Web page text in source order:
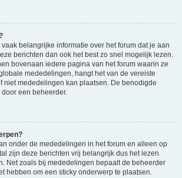
belangrijke informatie over het forum dat je aan
berichten dan ook het best zo snel mogelijk lezen.
bovenaan iedere pagina van het forum waarin ze
mededelingen, hangt het van de vereiste
niet mededelingen kan plaatsen. De benodigde
een beheerder.
onder de mededelingen in het forum en alleen op
zijn deze berichten vrij belangrijk dus het lezen
Net zoals bij mededelingen bepaalt de beheerder
hebben om een sticky onderwerp te plaatsen.